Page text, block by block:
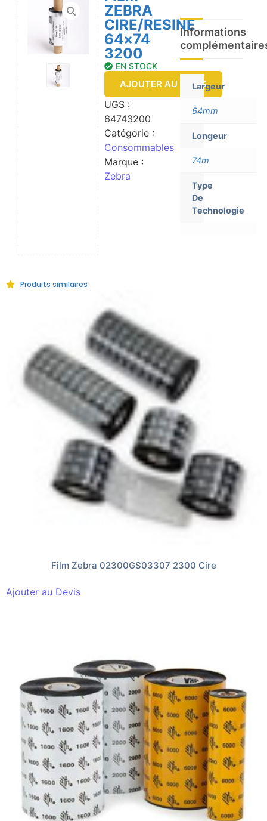
ZEBRA
CIRE/RESINE
64×74
3200
EN STOCK
AJOUTER AU DEVIS
UGS :
64743200
Catégorie :
Consommables
Marque :
Zebra
Informations
Largeur
64mm
Longeur
74m
Type
De
Technologie
Produits similaires
Film Zebra 02300GS03307 2300 Cire
Ajouter au Devis